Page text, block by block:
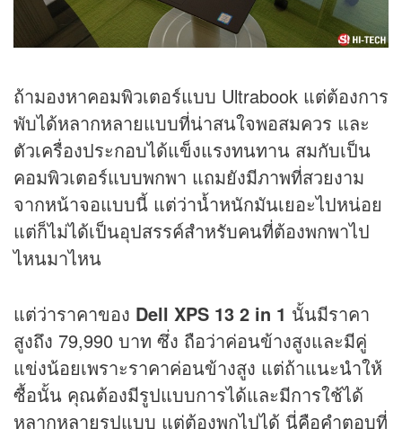
ถ้ามองหาคอมพิวเตอร์แบบ Ultrabook แต่ต้องการ
พับได้หลากหลายแบบที่น่าสนใจพอสมควร และ
ตัวเครื่องประกอบได้แข็งแรงทนทาน สมกับเป็น
คอมพิวเตอร์แบบพกพา แถมยังมีภาพที่สวยงาม
จากหน้าจอแบบนี้ แต่ว่าน้ำหนักมันเยอะไปหน่อย
แต่ก็ไม่ได้เป็นอุปสรรค์สำหรับคนที่ต้องพกพาไป
ไหนมาไหน
แต่ว่าราคาของ Dell XPS 13 2 in 1 นั้นมีราคา
สูงถึง 79,990 บาท ซึ่ง ถือว่าค่อนข้างสูงและมีคู่
แข่งน้อยเพราะราคาค่อนข้างสูง แต่ถ้าแนะนำให้
ซื้อนั้น คุณต้องมีรูปแบบการได้และมีการใช้ได้
หลากหลายรูปแบบ แต่ต้องพกไปได้ นี่คือคำตอบที่